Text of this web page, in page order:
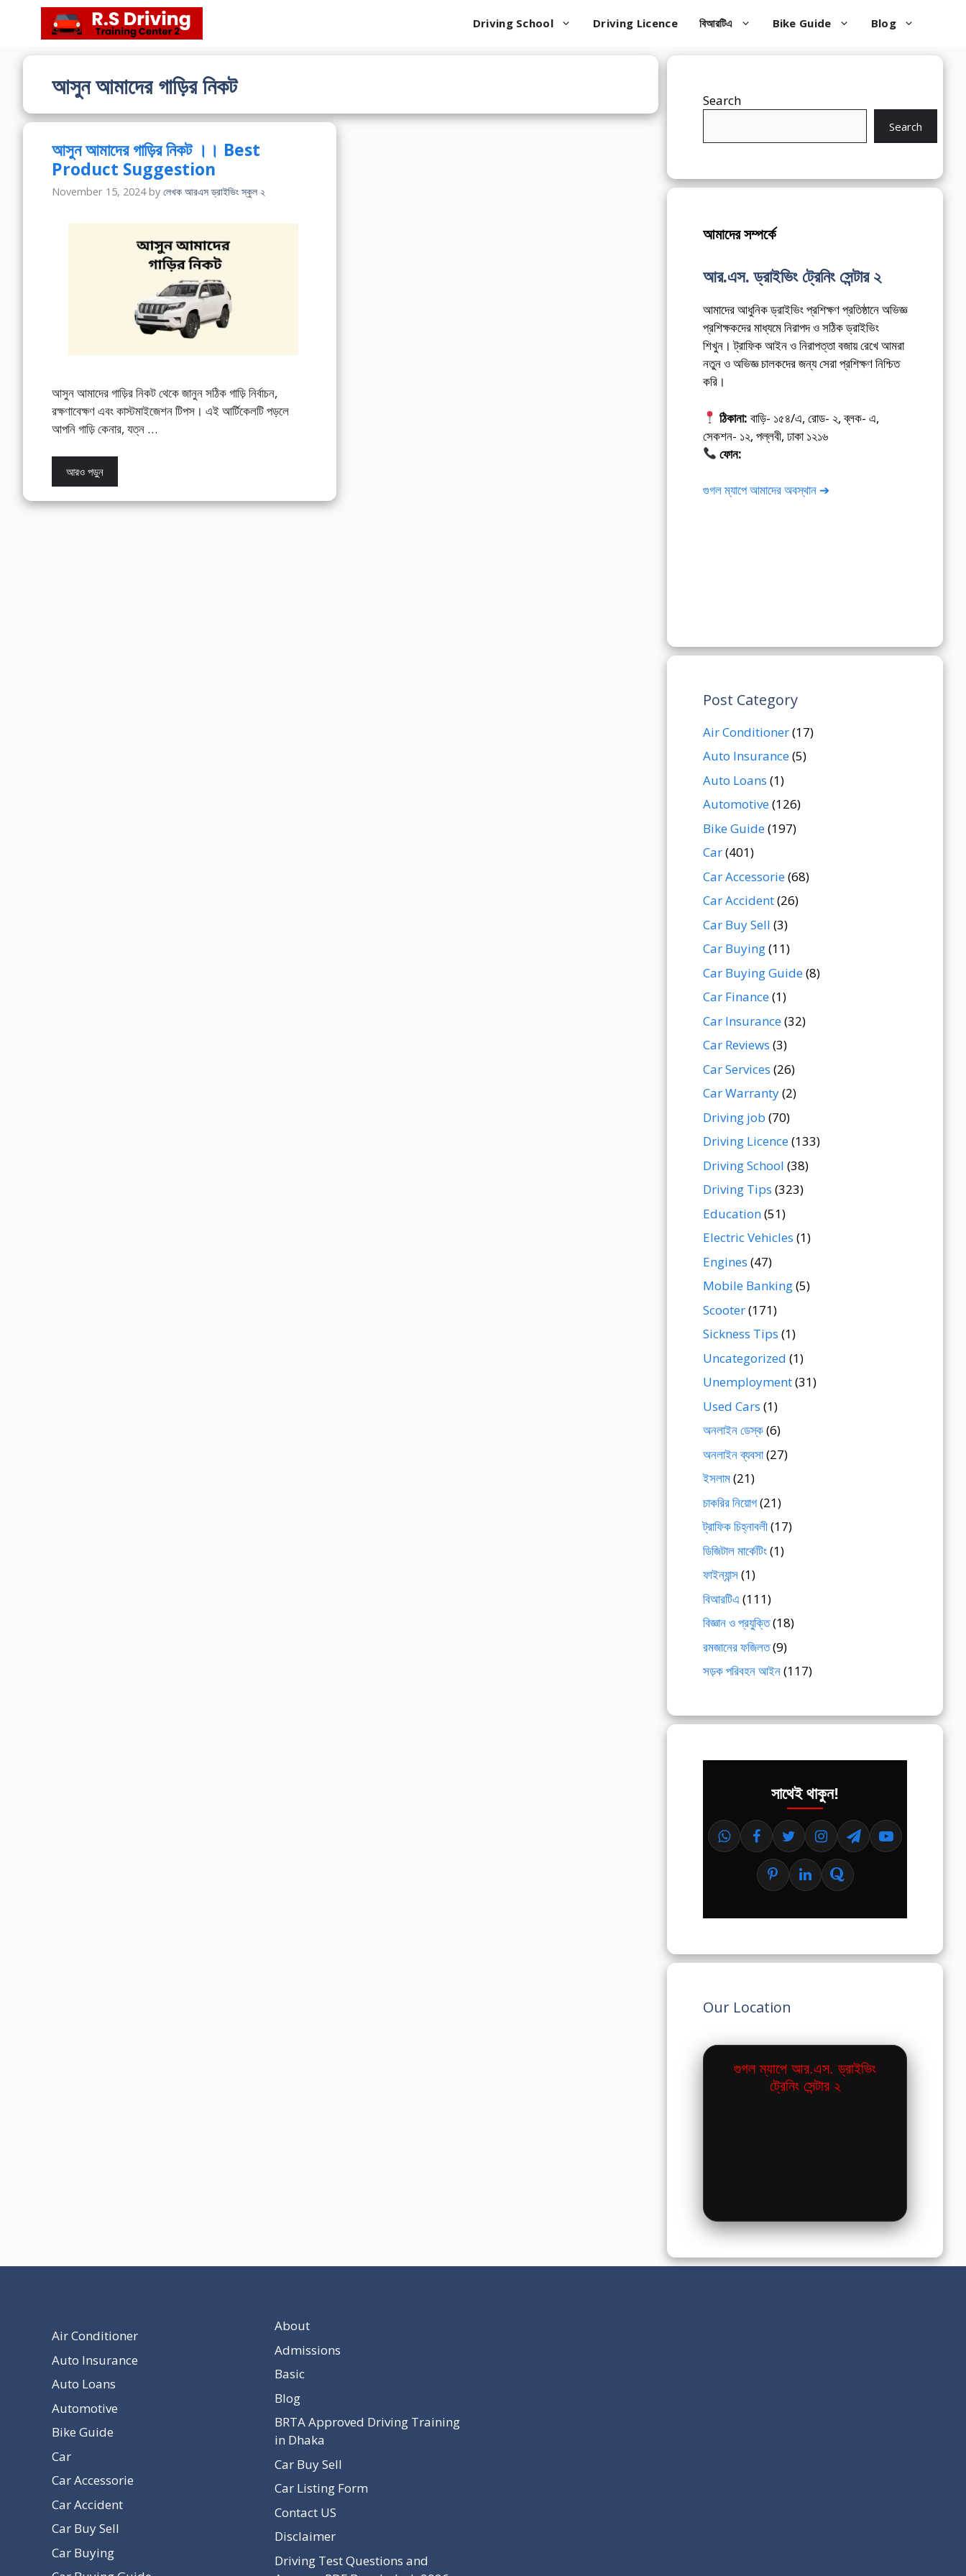
content
Driving School Driving Licence বিআরটিএ Bike Guide Blog
আসুন আমাদের গাড়ির নিকট
আসুন আমাদের গাড়ির নিকট ।। Best
Product Suggestion
November 15, 2024 by লেখক আরএস ড্রাইভিং স্কুল ২
আসুন আমাদের গাড়ির নিকট থেকে জানুন সঠিক গাড়ি নির্বাচন,
রক্ষণাবেক্ষণ এবং কাস্টমাইজেশন টিপস। এই আর্টিকেলটি পড়লে
আপনি গাড়ি কেনার, যত্ন …
আরও পড়ুন
Search
Search
আমাদের সম্পর্কে
আর.এস. ড্রাইভিং ট্রেনিং সেন্টার ২
আমাদের আধুনিক ড্রাইভিং প্রশিক্ষণ প্রতিষ্ঠানে অভিজ্ঞ
প্রশিক্ষকদের মাধ্যমে নিরাপদ ও সঠিক ড্রাইভিং
শিখুন। ট্রাফিক আইন ও নিরাপত্তা বজায় রেখে আমরা
নতুন ও অভিজ্ঞ চালকদের জন্য সেরা প্রশিক্ষণ নিশ্চিত
করি।
ঠিকানা: বাড়ি- ১৫৪/এ, রোড- ২, ব্লক- এ,
সেকশন- ১২, পল্লবী, ঢাকা ১২১৬
ফোন:
গুগল ম্যাপে আমাদের অবস্থান ➔
Post Category
Air Conditioner(17)
Auto Insurance(5)
Auto Loans (1)
Automotive(126)
Bike Guide(197)
Car(401)
Car Accessorie(68)
Car Accident(26)
Car Buy Sell (3)
Car Buying(11)
Car Buying Guide(8)
Car Finance(1)
Car Insurance(32)
Car Reviews (3)
Car Services (26)
Car Warranty(2)
Driving job (70)
Driving Licence(133)
Driving School (38)
Driving Tips (323)
Education(51)
Electric Vehicles (1)
Engines (47)
Mobile Banking(5)
Scooter(171)
Sickness Tips (1)
Uncategorized (1)
Unemployment(31)
Used Cars (1)
অনলাইন ডেস্ক(6)
অনলাইন ব্যবসা(27)
ইসলাম(21)
চাকরির নিয়োগ(21)
ট্রাফিক চিহ্নাবলী(17)
ডিজিটাল মার্কেটিং(1)
ফাইন্যান্স(1)
বিআরটিএ (111)
বিজ্ঞান ও প্রযুক্তি(18)
রমজানের ফজিলত(9)
সড়ক পরিবহন আইন(117)
সাথেই থাকুন!
Our Location
গুগল ম্যাপে আর.এস. ড্রাইভিং
ট্রেনিং সেন্টার ২
Air Conditioner
Auto Insurance
Auto Loans
Automotive
Bike Guide
Car
Car Accessorie
Car Accident
Car Buy Sell
Car Buying
About
Admissions
Basic
Blog
BRTA Approved Driving Training
in Dhaka
Car Buy Sell
Car Listing Form
Contact US
Disclaimer
Driving Test Questions and